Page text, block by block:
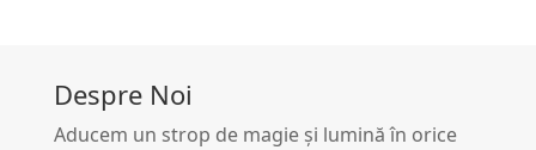
Despre Noi
Aducem un strop de magie și lumină în orice